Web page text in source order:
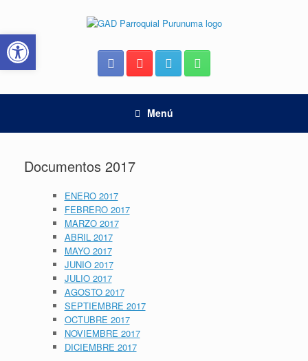
contenido
Menú
Documentos 2017
ENERO 2017
FEBRERO 2017
MARZO 2017
ABRIL 2017
MAYO 2017
JUNIO 2017
JULIO 2017
AGOSTO 2017
SEPTIEMBRE 2017
OCTUBRE 2017
NOVIEMBRE 2017
DICIEMBRE 2017
Abrir barra de herramientas